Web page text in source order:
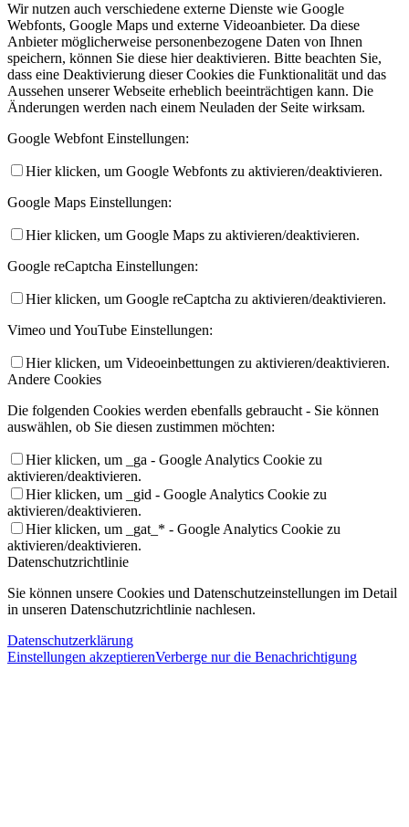
Wir nutzen auch verschiedene externe Dienste wie Google
Webfonts, Google Maps und externe Videoanbieter. Da diese
Anbieter möglicherweise personenbezogene Daten von Ihnen
speichern, können Sie diese hier deaktivieren. Bitte beachten Sie,
dass eine Deaktivierung dieser Cookies die Funktionalität und das
Aussehen unserer Webseite erheblich beeinträchtigen kann. Die
Änderungen werden nach einem Neuladen der Seite wirksam.
Google Webfont Einstellungen:
Hier klicken, um Google Webfonts zu aktivieren/deaktivieren.
Google Maps Einstellungen:
Hier klicken, um Google Maps zu aktivieren/deaktivieren.
Google reCaptcha Einstellungen:
Hier klicken, um Google reCaptcha zu aktivieren/deaktivieren.
Vimeo und YouTube Einstellungen:
Hier klicken, um Videoeinbettungen zu aktivieren/deaktivieren.
Andere Cookies
Die folgenden Cookies werden ebenfalls gebraucht - Sie können
auswählen, ob Sie diesen zustimmen möchten:
Hier klicken, um _ga - Google Analytics Cookie zu
aktivieren/deaktivieren.
Hier klicken, um _gid - Google Analytics Cookie zu
aktivieren/deaktivieren.
Hier klicken, um _gat_* - Google Analytics Cookie zu
aktivieren/deaktivieren.
Datenschutzrichtlinie
Sie können unsere Cookies und Datenschutzeinstellungen im Detail
in unseren Datenschutzrichtlinie nachlesen.
Datenschutzerklärung
Einstellungen akzeptierenVerberge nur die Benachrichtigung